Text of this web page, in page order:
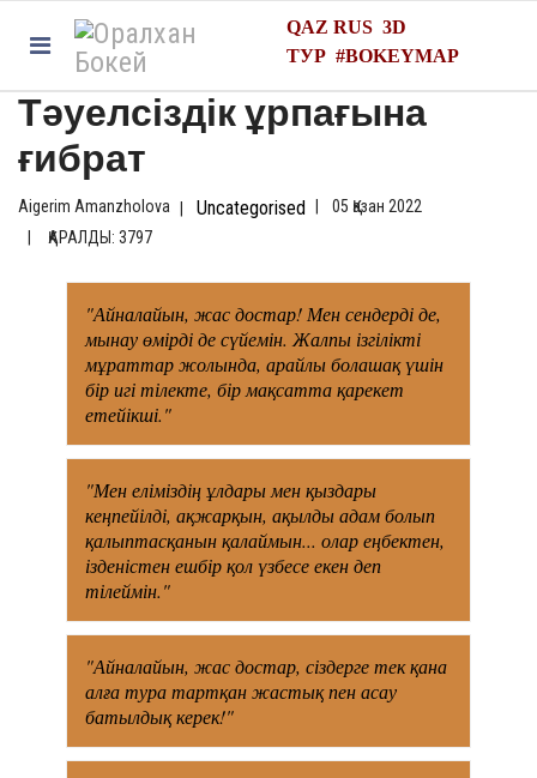
QAZ RUS 3D
ТУР #BOKEYMAP
Тәуелсіздік ұрпағына
ғибрат
Aigerim Amanzholova Uncategorised
05 Қазан 2022
ҚАРАЛДЫ: 3797
"Айналайын, жас достар! Мен сендерді де,
мынау өмірді де сүйемін. Жалпы ізгілікті
мұраттар жолында, арайлы болашақ үшін
бір игі тілекте, бір мақсатта қарекет
етейікші."
"Мен еліміздің ұлдары мен қыздары
кеңпейілді, ақжарқын, ақылды адам болып
қалыптасқанын қалаймын... олар еңбектен,
ізденістен ешбір қол үзбесе екен деп
тілеймін."
"Айналайын, жас достар, сіздерге тек қана
алға тура тартқан жастық пен асау
батылдық керек!"